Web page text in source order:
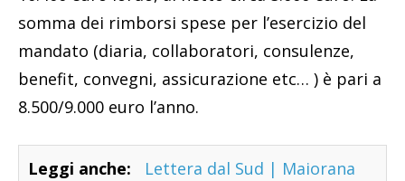
somma dei rimborsi spese per l’esercizio del
mandato (diaria, collaboratori, consulenze,
benefit, convegni, assicurazione etc… ) è pari a
8.500/9.000 euro l’anno.
Leggi anche:
Lettera dal Sud | Maiorana